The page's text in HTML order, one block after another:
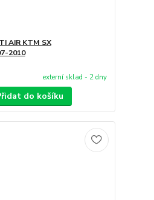
AIR KTM SX
2010
externí sklad - 2 dny
do košíku